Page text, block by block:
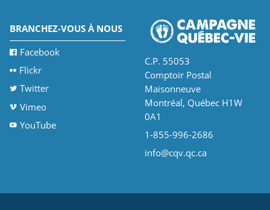
BRANCHEZ-VOUS À NOUS
Facebook
Flickr
Twitter
Vimeo
YouTube
C.P. 55053
Comptoir Postal
Maisonneuve
Montréal, Québec H1W
0A1
1-855-996-2686
info@cqv.qc.ca